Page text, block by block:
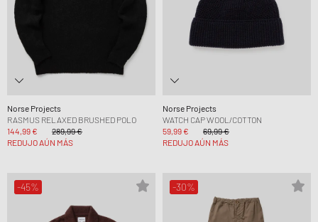
Norse Projects
RASMUS RELAXED BRUSHED POLO
144,99 €
289,99 €
REDUJO AÚN MÁS
Norse Projects
WATCH CAP WOOL/COTTON
59,99 €
69,99 €
REDUJO AÚN MÁS
-45% -30%